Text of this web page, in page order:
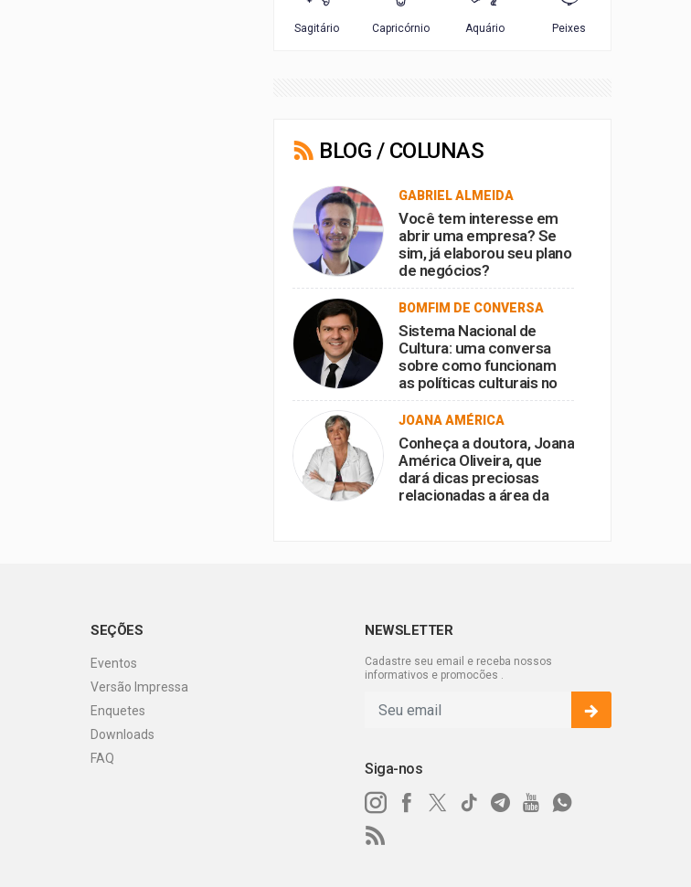
BLOG / COLUNAS
GABRIEL ALMEIDA
Você tem interesse em
abrir uma empresa? Se
sim, já elaborou seu plano
de negócios?
BOMFIM DE CONVERSA
Sistema Nacional de
Cultura: uma conversa
sobre como funcionam
as políticas culturais no
Brasil
JOANA AMÉRICA
Conheça a doutora, Joana
América Oliveira, que
dará dicas preciosas
relacionadas a área da
SEÇÕES
Eventos
Versão Impressa
Enquetes
Downloads
FAQ
NEWSLETTER
Cadastre seu email e receba nossos
informativos e promocões .
Siga-nos